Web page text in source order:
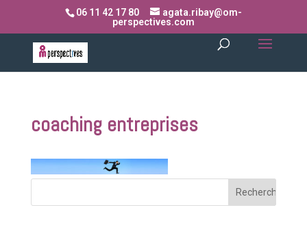
06 11 42 17 80
agata.ribay@om-
perspectives.com
coaching entreprises